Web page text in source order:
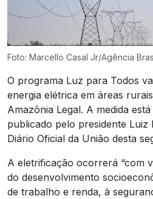
Foto: Marcello Casal Jr/Agência
O programa Luz para Todos
energia elétrica em áreas
Amazônia Legal. A medida
publicado pelo presidente Luiz
Diário Oficial da União desta
A eletrificação ocorrerá “com
do desenvolvimento
de trabalho e renda, à